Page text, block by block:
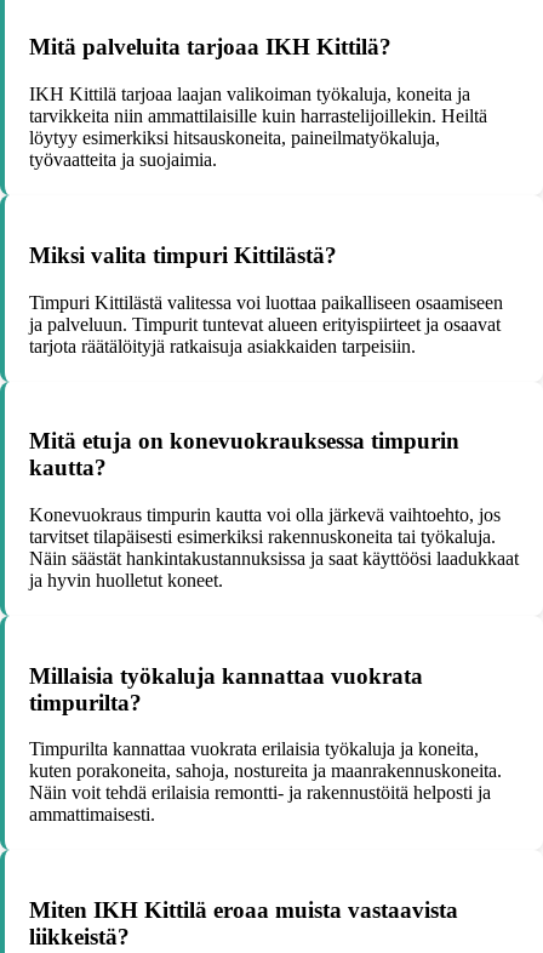
Mitä palveluita tarjoaa IKH Kittilä?
IKH Kittilä tarjoaa laajan valikoiman työkaluja, koneita ja
tarvikkeita niin ammattilaisille kuin harrastelijoillekin. Heiltä
löytyy esimerkiksi hitsauskoneita, paineilmatyökaluja,
työvaatteita ja suojaimia.
Miksi valita timpuri Kittilästä?
Timpuri Kittilästä valitessa voi luottaa paikalliseen osaamiseen
ja palveluun. Timpurit tuntevat alueen erityispiirteet ja osaavat
tarjota räätälöityjä ratkaisuja asiakkaiden tarpeisiin.
Mitä etuja on konevuokrauksessa timpurin
kautta?
Konevuokraus timpurin kautta voi olla järkevä vaihtoehto, jos
tarvitset tilapäisesti esimerkiksi rakennuskoneita tai työkaluja.
Näin säästät hankintakustannuksissa ja saat käyttöösi laadukkaat
ja hyvin huolletut koneet.
Millaisia työkaluja kannattaa vuokrata
timpurilta?
Timpurilta kannattaa vuokrata erilaisia työkaluja ja koneita,
kuten porakoneita, sahoja, nostureita ja maanrakennuskoneita.
Näin voit tehdä erilaisia remontti- ja rakennustöitä helposti ja
ammattimaisesti.
Miten IKH Kittilä eroaa muista vastaavista
liikkeistä?